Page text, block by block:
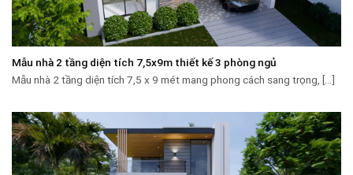
Mẫu nhà 2 tầng diện tích 7,5x9m thiết kế 3 phòng ngủ
Mẫu nhà 2 tầng diện tích 7,5 x 9 mét mang phong cách sang trọng, [...]